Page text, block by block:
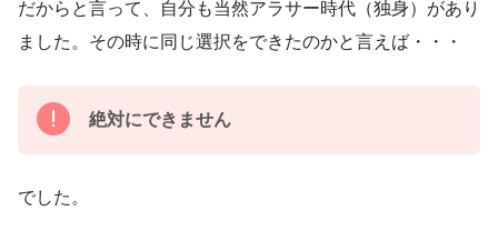
だからと言って、自分も当然アラサー時代（独身）があり
ました。その時に同じ選択をできたのかと言えば・・・
絶対にできません
でした。